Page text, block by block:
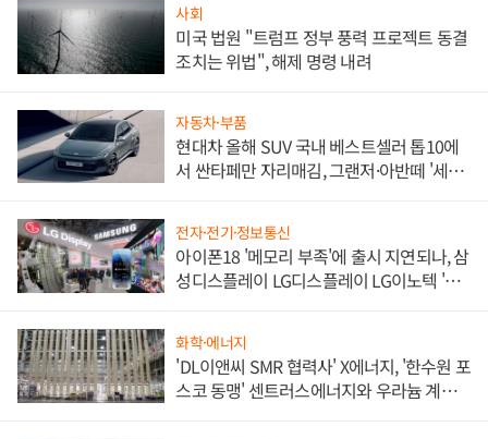
사회
미국 법원 "트럼프 정부 풍력 프로젝트 동결
조치는 위법", 해제 명령 내려
자동차·부품
현대차 올해 SUV 국내 베스트셀러 톱10에
서 싼타페만 자리매김, 그랜저·아반떼 '세단
전자·전기·정보통신
아이폰18 '메모리 부족'에 출시 지연되나, 삼
성디스플레이 LG디스플레이 LG이노텍 '탈
화학·에너지
'DL이앤씨 SMR 협력사' X에너지, '한수원 포
스코 동맹' 센트러스에너지와 우라늄 계약